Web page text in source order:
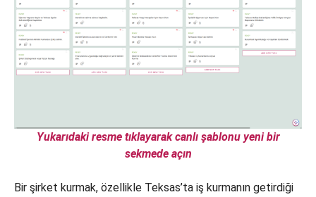
Yukarıdaki resme tıklayarak canlı şablonu yeni bir
sekmede açın
Bir şirket kurmak, özellikle Teksas’ta iş kurmanın getirdiği